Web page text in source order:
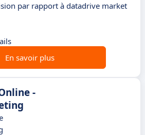
par rapport à datadrive market
En savoir plus
-